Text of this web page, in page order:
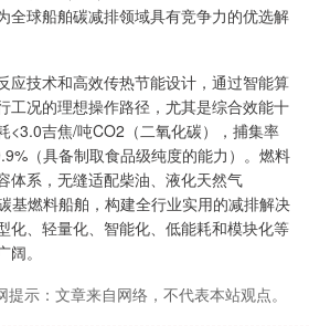
全球船舶碳减排领域具有竞争力的优选解
技术和高效传热节能设计，通过智能算
工况的理想操作路径，尤其是综合效能十
<3.0吉焦/吨CO2（二氧化碳），捕集率
（具备制取食品级纯度的能力）。燃料
体系，无缝适配柴油、液化天然气
基燃料船舶，构建全行业实用的减排解决
化、轻量化、智能化、低能耗和模块化等
。
提示：文章来自网络，不代表本站观点。